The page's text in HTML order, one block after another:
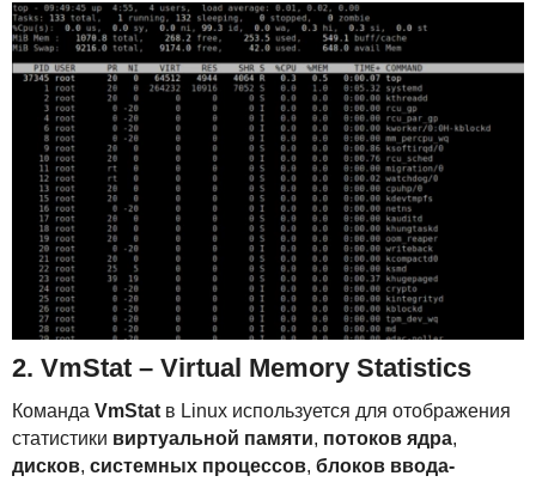
2. VmStat – Virtual Memory Statistics
Команда VmStat в Linux используется для отображения
статистики виртуальной памяти, потоков ядра,
дисков, системных процессов, блоков ввода-